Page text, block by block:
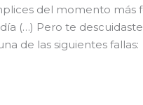
del momento
(…) Pero te
de las siguientes fallas: